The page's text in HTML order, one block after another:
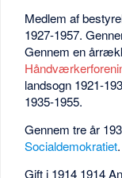
Medlem af
1927-1957.
Gennem en
landsogn 1921-
1935-1955.
Gennem tre år
Socialdemokratiet.
Gift i 1914 1914